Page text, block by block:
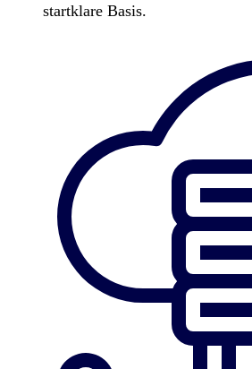
startklare Basis.